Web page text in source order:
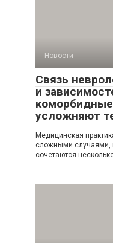
Новости
Связь
и
усложняют
Медицинская
сложными случаями,
сочетаются